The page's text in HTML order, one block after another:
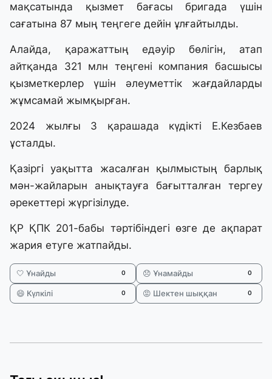
мақсатында қызмет бағасы бригада үшін
сағатына 87 мың теңгеге дейін ұлғайтылды.
Алайда, қаражаттың едәуір бөлігін, атап
айтқанда 321 млн теңгені компания басшысы
қызметкерлер үшін әлеуметтік жағдайларды
жұмсамай жымқырған.
2024 жылғы 3 қарашада күдікті Е.Кезбаев
ұсталды.
Қазіргі уақытта жасалған қылмыстың барлық
мән-жайларын анықтауға бағытталған тергеу
әрекеттері жүргізілуде.
ҚР ҚПК 201-бабы тәртібіндегі өзге де ақпарат
жария етуге жатпайды.
🤍 Ұнайды 0 😞 Ұнамайды 0
😄 Күлкілі 0 😡 Шектен шыққан 0